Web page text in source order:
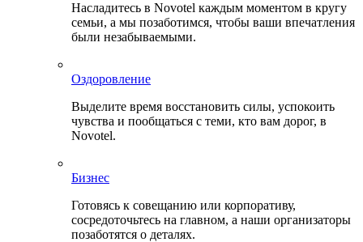
Насладитесь в Novotel каждым моментом в кругу
семьи, а мы позаботимся, чтобы ваши впечатления
были незабываемыми.
Оздоровление
Выделите время восстановить силы, успокоить
чувства и пообщаться с теми, кто вам дорог, в
Novotel.
Бизнес
Готовясь к совещанию или корпоративу,
сосредоточьтесь на главном, а наши организаторы
позаботятся о деталях.